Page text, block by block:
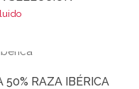
50% RAZA IBÉRICA